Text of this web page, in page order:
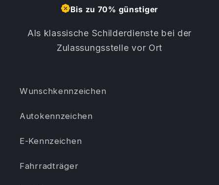
Bis zu 70% günstiger
Als klassische Schilderdienste bei der
Zulassungsstelle vor Ort
Wunschkennzeichen
Autokennzeichen
E-Kennzeichen
Fahrradträger